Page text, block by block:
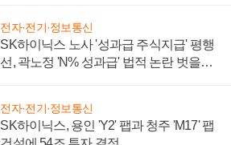
전자·전기·정보통신
SK하이닉스 노사 '성과급 주식지급' 평행
선, 곽노정 'N% 성과급' 법적 논란 벗을지
전자·전기·정보통신
SK하이닉스, 용인 'Y2' 팹과 청주 'M17' 팹